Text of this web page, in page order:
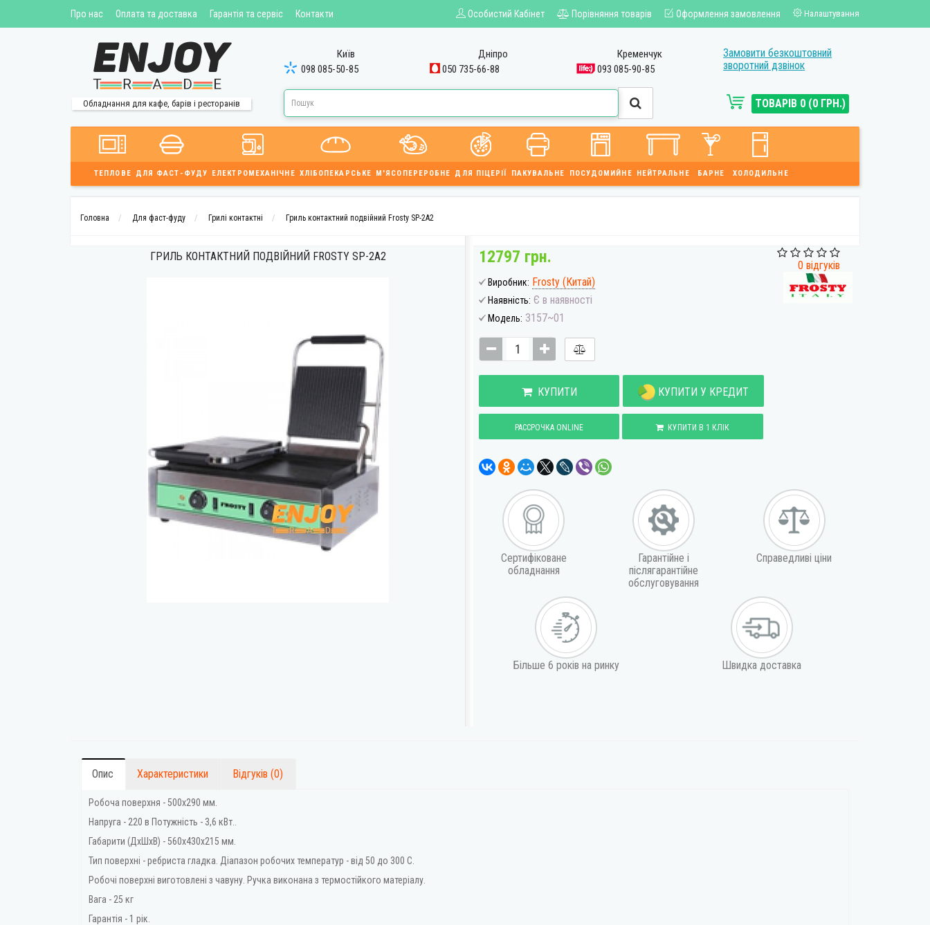
Про нас Оплата та доставка Гарантія та сервіс Контакти Особистий Кабінет Порівняння товарів Оформлення замовлення Налаштування
Обладнання для кафе, барів і ресторанів
Київ
098 085-50-85
Дніпро
050 735-66-88
Кременчук
093 085-90-85
Замовити безкоштовний
зворотний дзвінок
ТОВАРІВ 0 (0 ГРН.)
ТЕПЛОВЕ ДЛЯ ФАСТ-ФУДУ ЕЛЕКТРОМЕХАНІЧНЕ ХЛІБОПЕКАРСЬКЕ М'ЯСОПЕРЕРОБНЕ ДЛЯ ПІЦЕРІЇ ПАКУВАЛЬНЕ ПОСУДОМИЙНЕ НЕЙТРАЛЬНЕ БАРНЕ ХОЛОДИЛЬНЕ
Головна Для фаст-фуду Грилі контактні Гриль контактний подвійний Frosty SP-2A2
ГРИЛЬ КОНТАКТНИЙ ПОДВІЙНИЙ FROSTY SP-2A2
0 відгуків
12797 грн.
Виробник: Frosty (Китай)
Наявність: Є в наявності
Модель: 3157~01
КУПИТИ КУПИТИ У КРЕДИТ
РАССРОЧКА ONLINE КУПИТИ В 1 КЛІК
Сертифіковане
обладнання
Гарантійне і
післягарантійне
обслуговування
Справедливі ціни
Більше 6 років на ринку Швидка доставка
Опис Характеристики Відгуків (0)
Робоча поверхня - 500х290 мм.
Напруга - 220 в Потужність - 3,6 кВт..
Габарити (ДхШхВ) - 560x430x215 мм.
Тип поверхні - ребриста гладка. Діапазон робочих температур - від 50 до 300 С.
Робочі поверхні виготовлені з чавуну. Ручка виконана з термостійкого матеріалу.
Вага - 25 кг
Гарантія - 1 рік.